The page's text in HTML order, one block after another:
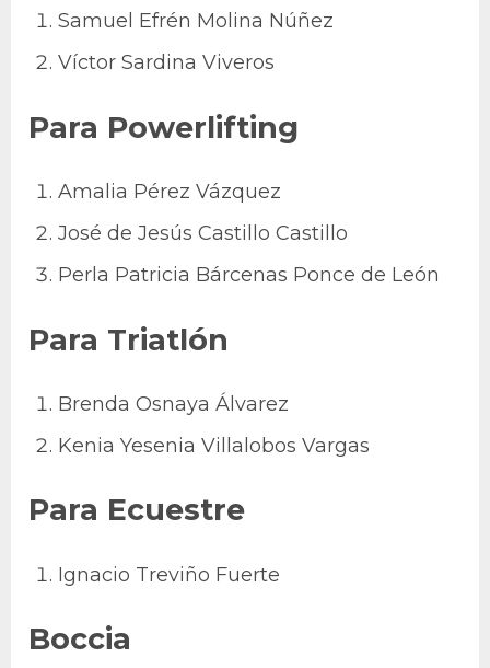
Samuel Efrén Molina Núñez
Víctor Sardina Viveros
Para Powerlifting
Amalia Pérez Vázquez
José de Jesús Castillo Castillo
Perla Patricia Bárcenas Ponce de León
Para Triatlón
Brenda Osnaya Álvarez
Kenia Yesenia Villalobos Vargas
Para Ecuestre
Ignacio Treviño Fuerte
Boccia